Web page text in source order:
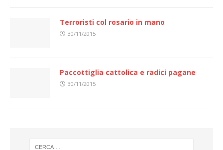
Terroristi col rosario in mano
30/11/2015
Paccottiglia cattolica e radici pagane
30/11/2015